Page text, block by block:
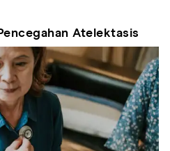
Atelektasis